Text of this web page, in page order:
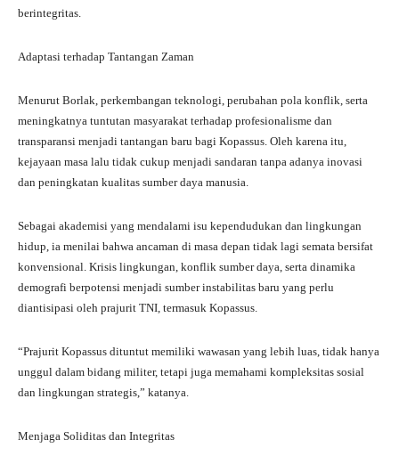
berintegritas.
Adaptasi terhadap Tantangan Zaman
Menurut Borlak, perkembangan teknologi, perubahan pola konflik, serta
meningkatnya tuntutan masyarakat terhadap profesionalisme dan
transparansi menjadi tantangan baru bagi Kopassus. Oleh karena itu,
kejayaan masa lalu tidak cukup menjadi sandaran tanpa adanya inovasi
dan peningkatan kualitas sumber daya manusia.
Sebagai akademisi yang mendalami isu kependudukan dan lingkungan
hidup, ia menilai bahwa ancaman di masa depan tidak lagi semata bersifat
konvensional. Krisis lingkungan, konflik sumber daya, serta dinamika
demografi berpotensi menjadi sumber instabilitas baru yang perlu
diantisipasi oleh prajurit TNI, termasuk Kopassus.
“Prajurit Kopassus dituntut memiliki wawasan yang lebih luas, tidak hanya
unggul dalam bidang militer, tetapi juga memahami kompleksitas sosial
dan lingkungan strategis,” katanya.
Menjaga Soliditas dan Integritas